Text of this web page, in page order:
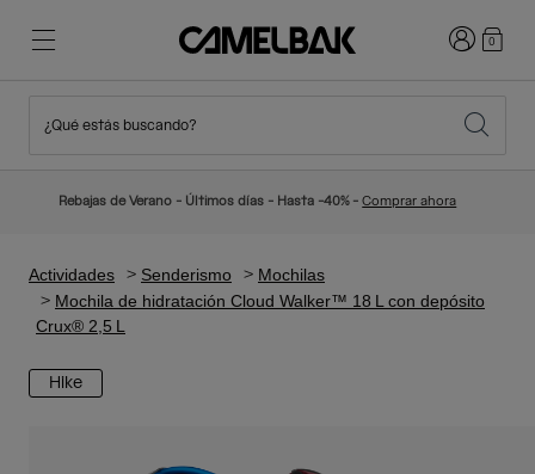
Novedades
Chalecos Hidratación
Senderismo
Adiós a los desechables
Iniciar0
¿Qué estás buscando?
Rebajas de Verano - Últimos días - Hasta -40% -Comprar ahora
Actividades Senderismo
Mochilas
Mochila de hidratación Cloud Walker™ 18 L con depósito
Crux® 2,5 L
Hike